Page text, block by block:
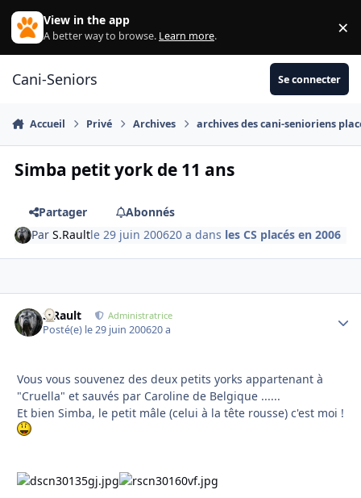
Aller au contenu
View in the app
A better way to browse. Learn more. ×
Cani-Seniors Se connecter
Accueil Privé Archives archives des cani-senioriens
Simba petit york de 11 ans
Partager
Abonnés
ParS.Raultle 29 juin 200620 a dans les CS placés en 2006
S.Rault Administratrice
Posté(e) le 29 juin 200620 a
Vous vous souvenez des deux petits yorks appartenant à
"Cruella" et sauvés par Caroline de Belgique ......
Et bien Simba, le petit mâle (celui à la tête rousse) c'est moi !